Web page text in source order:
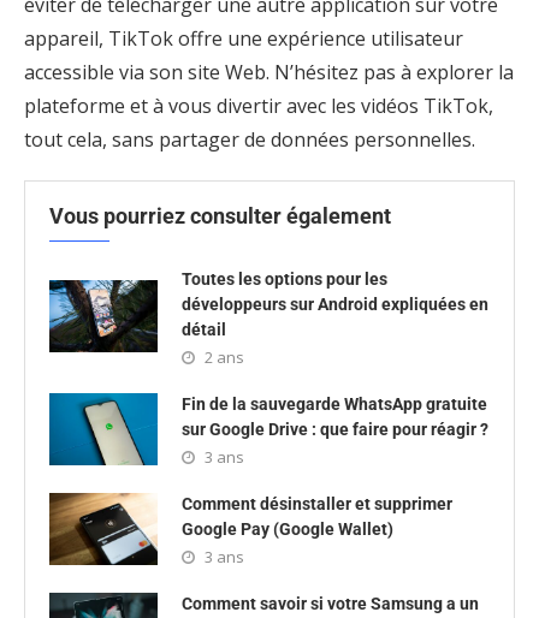
appareil, TikTok offre une expérience utilisateur
accessible via son site Web. N’hésitez pas à explorer la
plateforme et à vous divertir avec les vidéos TikTok,
tout cela, sans partager de données personnelles.
Vous pourriez consulter également
Toutes les options pour les
développeurs sur Android expliquées en
détail
2 ans
Fin de la sauvegarde WhatsApp gratuite
sur Google Drive : que faire pour réagir ?
3 ans
Comment désinstaller et supprimer
Google Pay (Google Wallet)
3 ans
Comment savoir si votre Samsung a un